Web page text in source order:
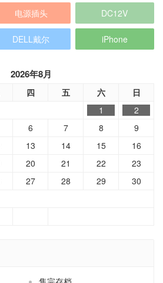
电源插头 DC12V
DELL戴尔 iPhone
2026年8月
四 五 六 日
1
2
6 7 8
9
13 14 15
16
20 21 22
23
27 28 29
30